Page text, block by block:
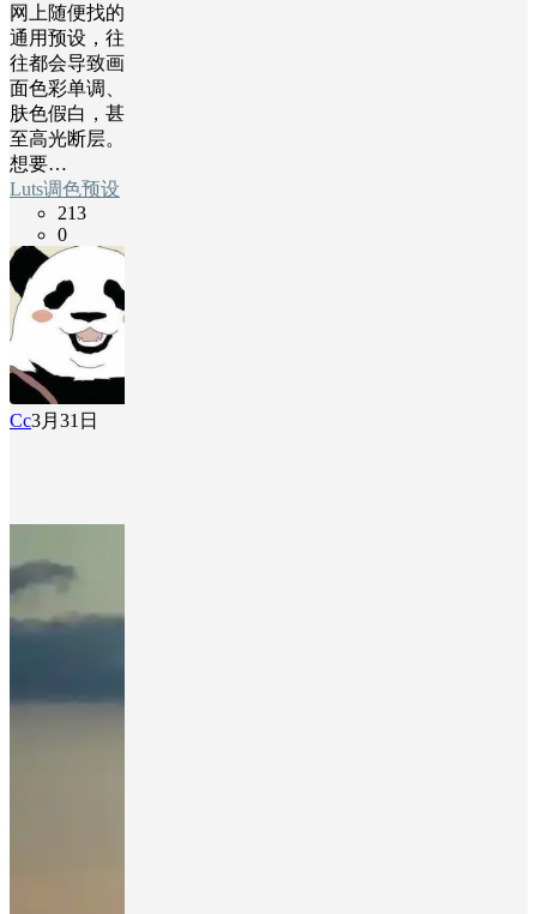
网上随便找的
通用预设，往
往都会导致画
面色彩单调、
肤色假白，甚
至高光断层。
想要…
Luts调色预设
213
0
Cc3月31日